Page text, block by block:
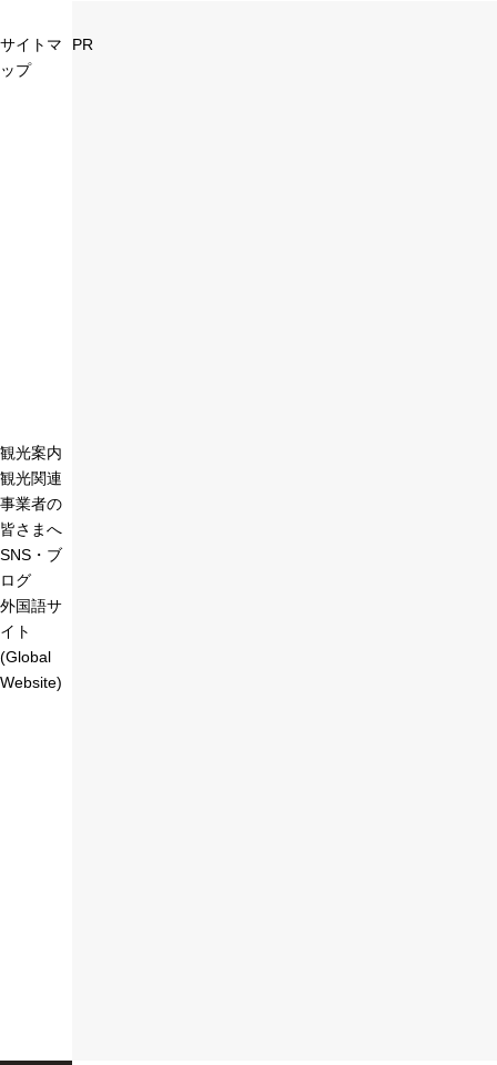
サイトマ
ップ
観光案内
観光関連
事業者の
皆さまへ
SNS・ブ
ログ
外国語サ
イト
(Global
Website)
PR